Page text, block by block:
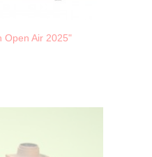
Open Air 2025"